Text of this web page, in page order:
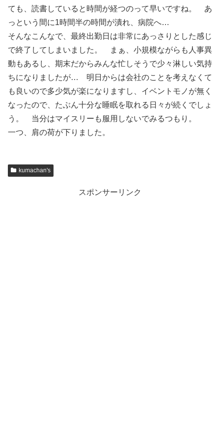
ても、読書していると時間が経つのって早いですね。 あ
っという間に1時間半の時間が潰れ、病院へ…
そんなこんなで、最終出勤日は非常にあっさりとした感じ
で終了してしまいました。 まぁ、小規模ながらも人事異
動もあるし、期末だからみんな忙しそうで少々淋しい気持
ちになりましたが… 明日からは会社のことを考えなくて
も良いので多少気が楽になりますし、イベントモノが無く
なったので、たぶん十分な睡眠を取れる日々が続くでしょ
う。 当分はマイスリーも服用しないでみるつもり。
一つ、肩の荷が下りました。
kumachan's
スポンサーリンク